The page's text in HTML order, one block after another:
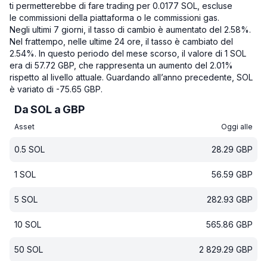
ti permetterebbe di fare trading per 0.0177 SOL, escluse
le commissioni della piattaforma o le commissioni gas.
Negli ultimi 7 giorni, il tasso di cambio è aumentato del 2.58%.
Nel frattempo, nelle ultime 24 ore, il tasso è cambiato del
2.54%. In questo periodo del mese scorso, il valore di 1 SOL
era di 57.72 GBP, che rappresenta un aumento del 2.01%
rispetto al livello attuale. Guardando all’anno precedente, SOL
è variato di -75.65 GBP.
Da SOL a GBP
Asset Oggi alle
0.5 SOL 28.29 GBP
1 SOL 56.59 GBP
5 SOL 282.93 GBP
10 SOL 565.86 GBP
50 SOL 2 829.29 GBP